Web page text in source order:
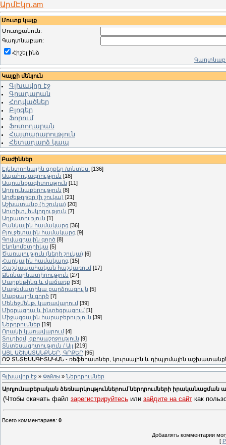
ԱրմԷկո.am
Մուտք կայք
Մուտքանուն:
Գաղտնաբառ:
Հիշել ինձ
Կայքի մենյուն
Գլխավոր էջ
Գրադարան
Հոդվածներ
Բլոգեր
Ֆորում
Ֆոտոդարան
Հայտարարություն
Հետադարձ կապ
Բաժիններ
Էլեկտրոնային գրքեր /տնտես. [136]
Ապահովագրություն [18]
Ապրանքագիտություն [11]
Արդյունաբերություն [8]
Արժեթղթեր (ի շուկա) [21]
Աշխատանք (ի շուկա) [20]
Աուդիտ, հսկողություն [7]
Աղքատություն [1]
Բանկային համակարգ [36]
Բյուջետային համակարգ [9]
Գովազդային գործ [8]
Էկոնոմետրիկա [5]
Ծառայություն (ների շուկա) [6]
Հարկային համակարգ [15]
Հաշվապահական հաշվառում [17]
Ձեռնարկատիրություն [27]
Մարքեթինգ և վաճառք [53]
Մաթեմատիկա բարձրագույն [5]
Մաքսային գործ [7]
Մենեջմենթ, կառավարում [39]
Միգրացիա և ինտեգրացում [1]
Միջազգային հարաբերություն [39]
Ներդրումներ [19]
Որակի կառավարում [4]
Տուրիզմ, զբոսաշրջություն [9]
Տնտեսագիտություն / Այլ [219]
ԱՅԼ ԱՇԽԱՏԱՆՔՆԵՐ, ԳՐՔԵՐ [95]
ՈՉ ՏՆՏԵՍԱԳԻՏԱԿԱՆ - ռեֆերատներ, կուրսային և դիպլոմային
Գլխավոր էջ » Файлы » Ներդրումներ
Արդյունաբերական ձեռնարկություններում ներդրումների
(Чтобы скачать файл зарегистрируйтесь или зайдите на сайт как
Всего комментариев: 0
Добавлять комментарии
[